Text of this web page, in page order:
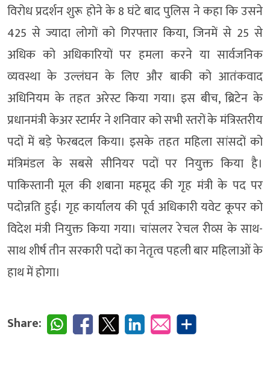
विरोध प्रदर्शन शुरू होने के 8 घंटे बाद पुलिस ने कहा कि उसने
425 से ज्यादा लोगों को गिरफ्तार किया, जिनमें से 25 से
अधिक को अधिकारियों पर हमला करने या सार्वजनिक
व्यवस्था के उल्लंघन के लिए और बाकी को आतंकवाद
अधिनियम के तहत अरेस्ट किया गया। इस बीच, ब्रिटेन के
प्रधानमंत्री केअर स्टार्मर ने शनिवार को सभी स्तरों के मंत्रिस्तरीय
पदों में बड़े फेरबदल किया। इसके तहत महिला सांसदों को
मंत्रिमंडल के सबसे सीनियर पदों पर नियुक्त किया है।
पाकिस्तानी मूल की शबाना महमूद की गृह मंत्री के पद पर
पदोन्नति हुई। गृह कार्यालय की पूर्व अधिकारी यवेट कूपर को
विदेश मंत्री नियुक्त किया गया। चांसलर रेचल रीव्स के साथ-
साथ शीर्ष तीन सरकारी पदों का नेतृत्व पहली बार महिलाओं के
हाथ में होगा।
Share: